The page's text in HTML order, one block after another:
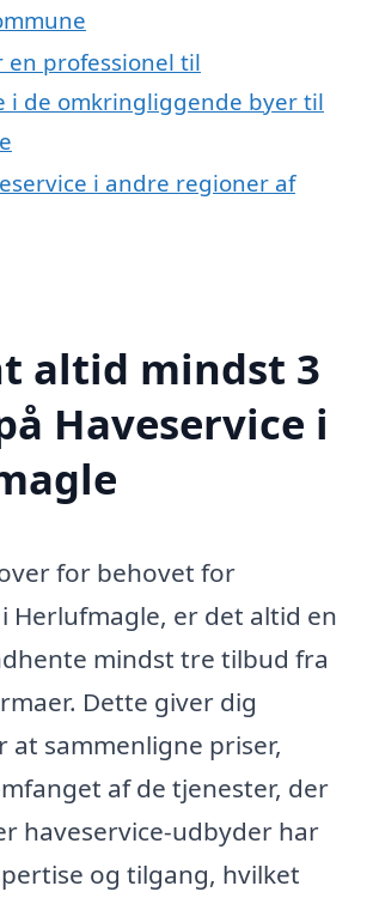
en professionel til
i de omkringliggende byer til
i andre regioner af
altid mindst 3
Haveservice i
for behovet for
Herlufmagle, er det altid en
mindst tre tilbud fra
Dette giver dig
at sammenligne priser,
af de tjenester, der
haveservice-udbyder har
og tilgang, hvilket